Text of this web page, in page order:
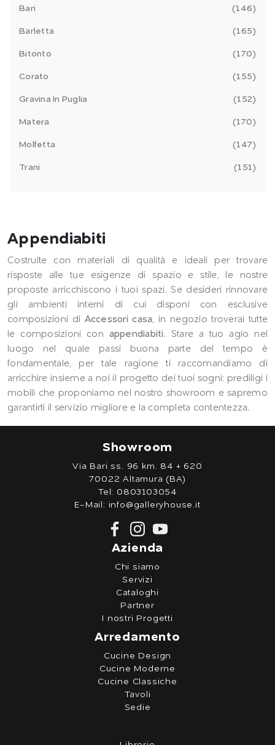
Bari 146
Barletta 165
Bitonto 170
Corato 155
Gravina In Puglia 152
Matera 170
Molfetta 147
Trani 151
Appendiabiti
Costruite con materiali di qualità e ideali per trovare
risposte alle tue esigenze di spazio e stile, le nostre
proposte arricchiscono i tuoi spazi. Se desideri rinnovare
gli ambienti interni di cui disponi con esclusive
composizioni di Accessori casa, in negozio troverai tutte
le composizioni con appendiabiti. Stare a tuo agio nel
luogo nel quale passi buona parte del tempo è
fondamentale, per tale ragione ti raccomandiamo di
arricchire insieme a noi il progetto dei tuoi sogni: prediligi i
mobili che proponiamo nel nostro showroom e sapremo
garantirti il servizio migliore e la completa contentezza.
Showroom
Via Bari ss. 96 km. 84 + 620
70022 Altamura (BA)
Tel: 0803103054
E-Mail: info@galleryhouse.it
Azienda
Chi siamo
Servizi
Cataloghi
Partner
I nostri Progetti
Arredamento
Cucine Design
Cucine Moderne
Cucine Classiche
Tavoli
Sedie